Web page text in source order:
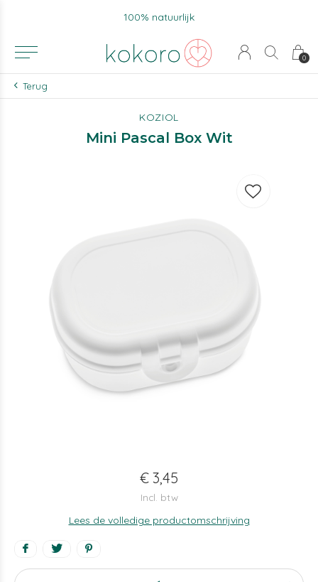
0
100% natuurlijk
Terug
KOZIOL
Mini Pascal Box Wit
€ 3,45
Incl. btw
Lees de volledige productomschrijving